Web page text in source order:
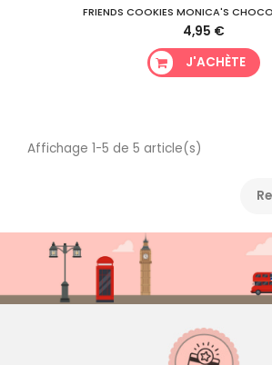
FRIENDS COOKIES MONICA'S
4,95 €
J'ACHÈTE
Affichage 1-5 de 5 article(s)